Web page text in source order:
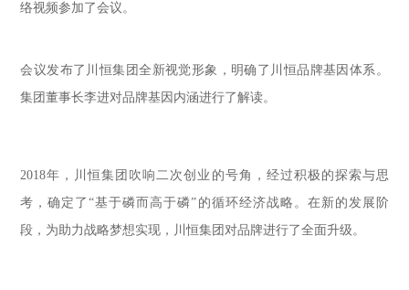
络视频参加了会议。
会议发布了川恒集团全新视觉形象，明确了川恒品牌基因体系。
集团董事长李进对品牌基因内涵进行了解读。
2018年，川恒集团吹响二次创业的号角，经过积极的探索与思
考，确定了“基于磷而高于磷”的循环经济战略。在新的发展阶
段，为助力战略梦想实现，川恒集团对品牌进行了全面升级。